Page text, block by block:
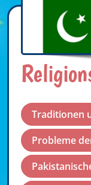
Traditionen
Probleme